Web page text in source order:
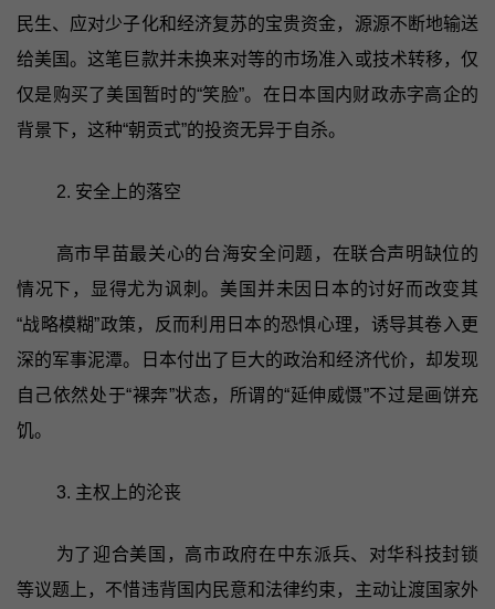
民生、应对少子化和经济复苏的宝贵资金，源源不断地输送
给美国。这笔巨款并未换来对等的市场准入或技术转移，仅
仅是购买了美国暂时的“笑脸”。在日本国内财政赤字高企的
背景下，这种“朝贡式”的投资无异于自杀。
2. 安全上的落空
高市早苗最关心的台海安全问题，在联合声明缺位的
情况下，显得尤为讽刺。美国并未因日本的讨好而改变其
“战略模糊”政策，反而利用日本的恐惧心理，诱导其卷入更
深的军事泥潭。日本付出了巨大的政治和经济代价，却发现
自己依然处于“裸奔”状态，所谓的“延伸威慑”不过是画饼充
饥。
3. 主权上的沦丧
为了迎合美国，高市政府在中东派兵、对华科技封锁
等议题上，不惜违背国内民意和法律约束，主动让渡国家外